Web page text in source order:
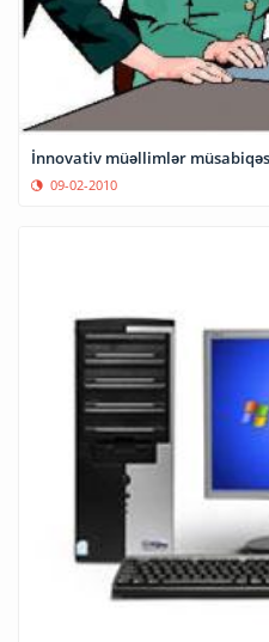
İnnovativ müəllimlər
09-02-2010